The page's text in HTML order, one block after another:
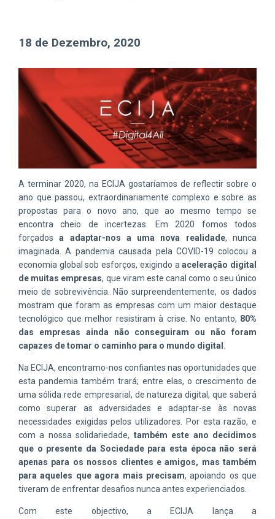
18 de Dezembro, 2020
A terminar 2020, na ECIJA gostaríamos de reflectir sobre o
ano que passou, extraordinariamente complexo e sobre as
propostas para o novo ano, que ao mesmo tempo se
encontra cheio de incertezas. Em 2020 fomos todos
forçadosa adaptar-nos a uma nova realidade, nunca
imaginada. A pandemia causada pela COVID-19 colocou a
economia global sob esforços, exigindo aaceleração digital
de muitas empresas, que viram este canal como o seu único
meio de sobrevivência. Não surpreendentemente, os dados
mostram que foram as empresas com um maior destaque
tecnológico que melhor resistiram à crise. No entanto, 80%
das empresas ainda não conseguiram ou não foram
capazes de tomar o caminho para o mundo digital .
Na ECIJA, encontramo-nos confiantes nas oportunidades que
esta pandemia também trará; entre elas, o crescimento de
uma sólida rede empresarial, de natureza digital, que saberá
como superar as adversidades e adaptar-se às novas
necessidades exigidas pelos utilizadores. Por esta razão, e
com a nossa solidariedade, também este ano decidimos
que o presente da Sociedade para esta época não será
apenas para os nossos clientes e amigos, mas também
para aqueles que agora mais precisam, apoiando os que
tiveram de enfrentar desafios nunca antes experienciados.
Com este objectivo, a ECIJA lança a